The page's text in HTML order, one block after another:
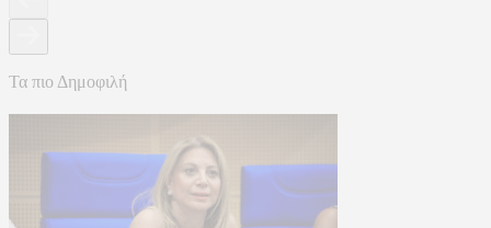
Τα πιο Δημοφιλή